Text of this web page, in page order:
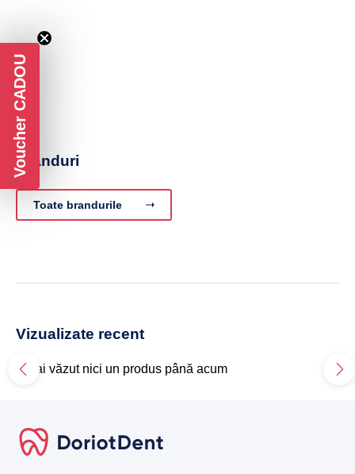
Branduri
Toate brandurile
Vizualizate recent
Nu ai văzut nici un produs până acum
Voucher CADOU